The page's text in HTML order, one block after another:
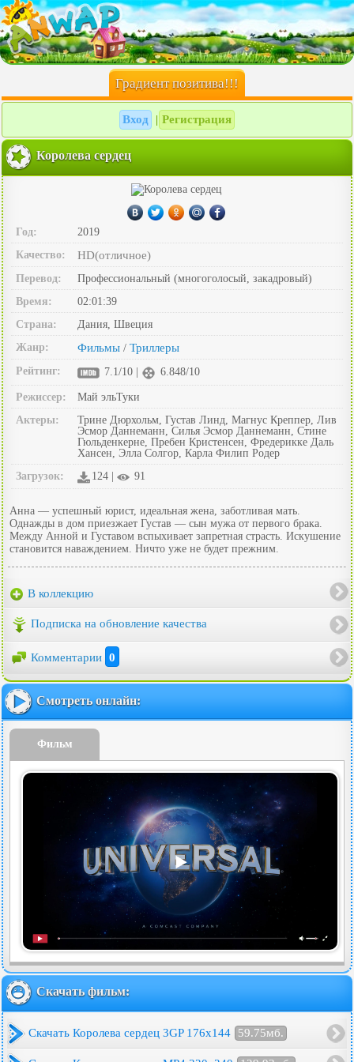
Градиент позитива!!!
Вход Регистрация
Королева сердец
Год:
2019
Качество:
HD(отличное)
Перевод:
Профессиональный (многоголосый, закадровый)
Время:
02:01:39
Страна:
Дания, Швеция
Жанр:
Фильмы / Триллеры
Рейтинг: 7.1/10 | 6.848/10
Режиссер:
Май эльТуки
Актеры:
Трине Дюрхольм, Густав Линд, Магнус Креппер, Лив
Эсмор Даннеманн, Силья Эсмор Даннеманн, Стине
Гюльденкерне, Пребен Кристенсен, Фредерикке Даль
Хансен, Элла Солгор, Карла Филип Родер
Загрузок:
124 | 91
Анна — успешный юрист, идеальная жена, заботливая мать.
Однажды в дом приезжает Густав — сын мужа от первого брака.
Между Анной и Густавом вспыхивает запретная страсть. Искушение
становится наваждением. Ничто уже не будет прежним.
В коллекцию
Подписка на обновление качества
Комментарии 0
Смотреть онлайн:
Фильм
Скачать фильм:
Скачать Королева сердец 3GP 176x144 59.75мб.